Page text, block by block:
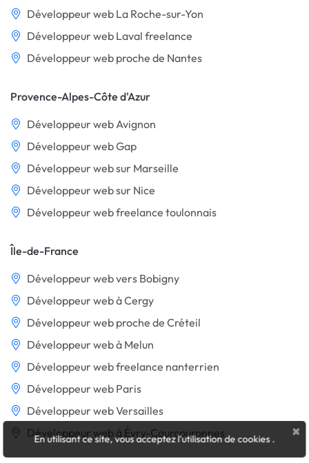
Développeur web La Roche-sur-Yon
Développeur web Laval freelance
Développeur web proche de Nantes
Provence-Alpes-Côte d'Azur
Développeur web Avignon
Développeur web Gap
Développeur web sur Marseille
Développeur web sur Nice
Développeur web freelance toulonnais
Île-de-France
Développeur web vers Bobigny
Développeur web à Cergy
Développeur web proche de Créteil
Développeur web à Melun
Développeur web freelance nanterrien
Développeur web Paris
Développeur web Versailles
Développeur web à Évry-Courcouronnes
×
En utilisant ce site, vous acceptez l'utilisation de cookies.